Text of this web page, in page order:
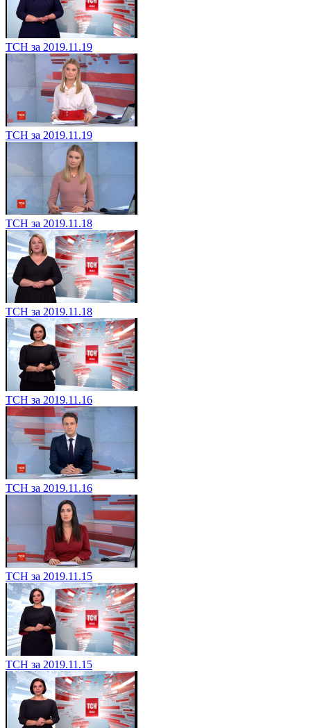
ТСН за 2019.11.19
ТСН за 2019.11.19
ТСН за 2019.11.18
ТСН за 2019.11.18
ТСН за 2019.11.16
ТСН за 2019.11.16
ТСН за 2019.11.15
ТСН за 2019.11.15